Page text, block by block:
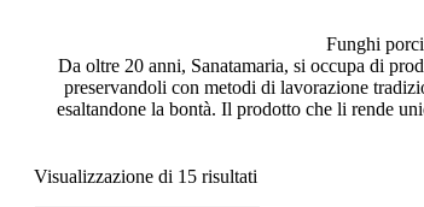
Funghi
Da oltre 20 anni, Sanatamaria, si occupa di
preservandoli con metodi di lavorazione
esaltandone la bontà. Il prodotto che li rende
Visualizzazione di 15 risultati